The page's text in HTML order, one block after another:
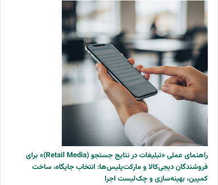
راهنمای عملی «تبلیغات در نتایج جستجو (Retail Media)» برای
فروشندگان دیجی‌کالا و مارکت‌پلیس‌ها: انتخاب جایگاه، ساخت
کمپین، بهینه‌سازی و چک‌لیست اجرا